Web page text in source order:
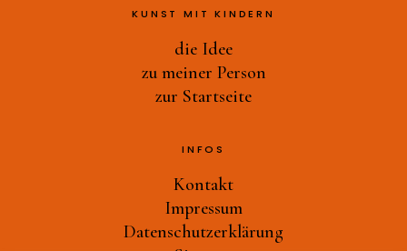
zu meiner Person
zur Startseite
KUNST MIT KINDERN
die Idee
zu meiner Person
zur Startseite
INFOS
Kontakt
Impressum
Datenschutzerklärung